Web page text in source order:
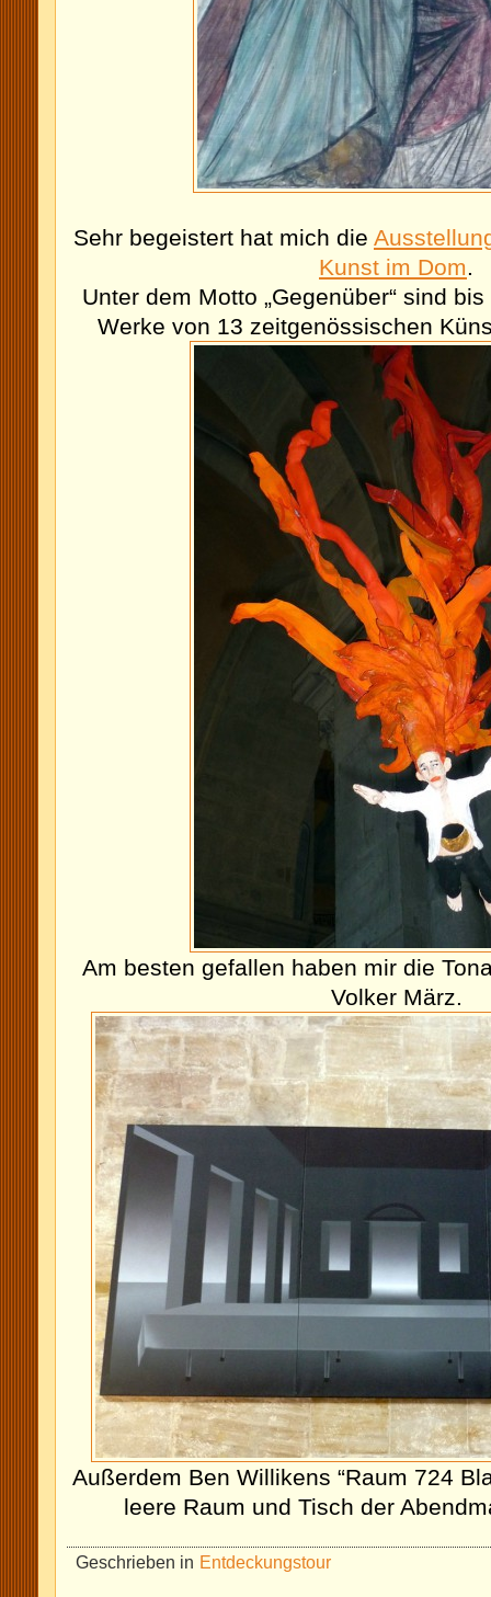
Sehr begeistert hat mich die
Kunst im Dom.
Unter dem Motto „Gegenüber“ sind
Werke von 13 zeitgenössischen
Am besten gefallen haben mir die
Volker März.
Außerdem Ben Willikens “Raum 724
leere Raum und Tisch der
Geschrieben in Entdeckungstour